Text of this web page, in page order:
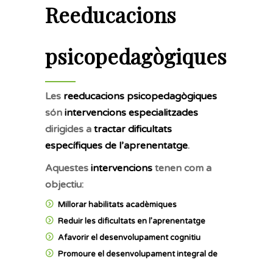
Reeducacions
psicopedagògiques
Les reeducacions psicopedagògiques
són intervencions especialitzades
dirigides a tractar dificultats
específiques de l’aprenentatge.
Aquestes intervencions tenen com a
objectiu:
Millorar habilitats acadèmiques
Reduir les dificultats en l’aprenentatge
Afavorir el desenvolupament cognitiu
Promoure el desenvolupament integral de